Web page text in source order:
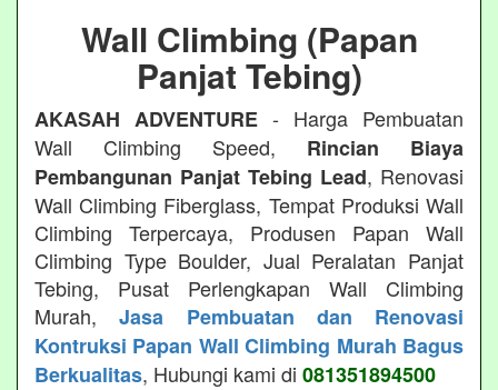
Wall Climbing (Papan
Panjat Tebing)
AKASAH ADVENTURE - Harga Pembuatan
Wall Climbing Speed, Rincian Biaya
Pembangunan Panjat Tebing Lead, Renovasi
Wall Climbing Fiberglass, Tempat Produksi Wall
Climbing Terpercaya, Produsen Papan Wall
Climbing Type Boulder, Jual Peralatan Panjat
Tebing, Pusat Perlengkapan Wall Climbing
Murah,Jasa Pembuatan dan Renovasi
Kontruksi Papan Wall Climbing Murah Bagus
Berkualitas, Hubungi kami di 081351894500